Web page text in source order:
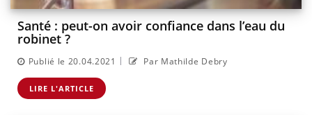
Santé : peut-on avoir confiance dans l’eau du
robinet ?
Publié le 20.04.2021 | Par Mathilde Debry
LIRE L'ARTICLE